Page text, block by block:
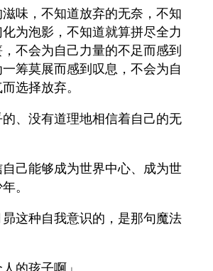
味，不知道放弃的无奈，不知
为泡影，不知道就算拼尽全力
不会为自己力量的不足而感到
筹莫展而感到叹息，不会为自
选择放弃。
、没有道理地相信着自己的无
己能够成为世界中心、成为世
。
这种自我意识的，是那句魔法